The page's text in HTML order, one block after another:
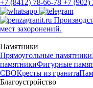
+7 (8412) 78-66-78 +7 (902)
мест захоронений.
Памятники
Прямоугольные памятники
памятникиФигурные
СВОКресты из гранита
Благоустройство